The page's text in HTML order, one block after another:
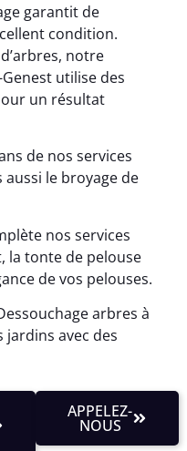
garantit de
condition.
notre
utilise des
un résultat
de nos services
le broyage de
nos services
la tonte de pelouse
de vos pelouses.
arbres à
jardins avec des
APPELEZ-
NOUS